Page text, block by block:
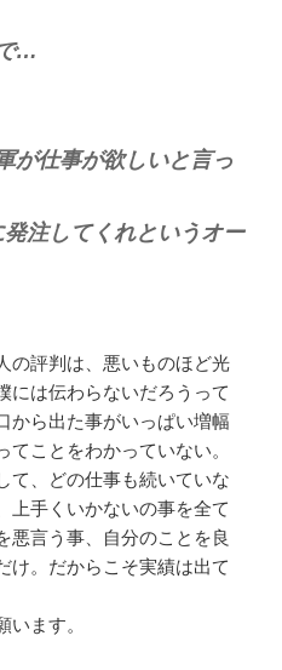
…
が仕事が欲しいと言っ
注してくれというオー
の評判は、悪いものほど光
には伝わらないだろうって
から出た事がいっぱい増幅
ことをわかっていない。
て、どの仕事も続いていな
上手くいかないの事を全て
悪言う事、自分のことを良
け。だからこそ実績は出て
ます。